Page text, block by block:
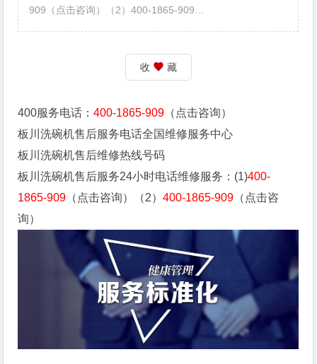
909（点击咨询）（2）400-1865-909…
收 藏
400服务电话：400-1865-909 （点击咨询）
板川洗碗机售后服务电话全国维修服务中心
板川洗碗机售后维修热线号码
板川洗碗机售后服务24小时电话维修服务：(1)400-
1865-909 （点击咨询）（2）400-1865-909 （点击咨
询）